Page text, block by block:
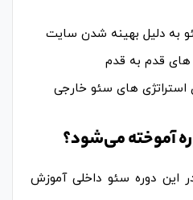
به دلیل بهینه شدن سایت
قدم به قدم
های سئو خارجی
آموخته می‌شود؟
این دوره سئو داخلی آموزش